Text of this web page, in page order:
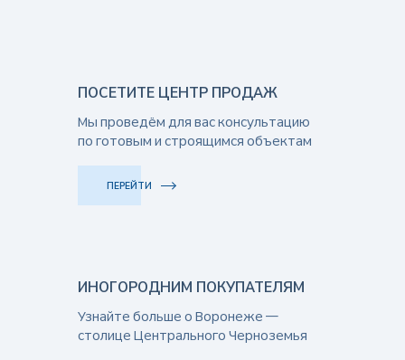
ПОСЕТИТЕ ЦЕНТР ПРОДАЖ
Мы проведём для вас консультацию
по готовым и строящимся объектам
ПЕРЕЙТИ
ИНОГОРОДНИМ ПОКУПАТЕЛЯМ
Узнайте больше о Воронеже —
столице Центрального Черноземья